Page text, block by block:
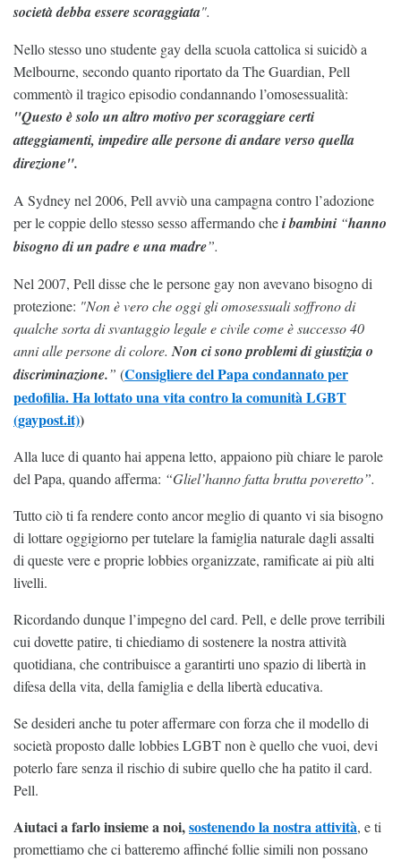
società debba essere scoraggiata".
Nello stesso uno studente gay della scuola cattolica si suicidò a
Melbourne, secondo quanto riportato da The Guardian, Pell
commentò il tragico episodio condannando l’omosessualità:
"Questo è solo un altro motivo per scoraggiare certi
atteggiamenti, impedire alle persone di andare verso quella
direzione".
A Sydney nel 2006, Pell avviò una campagna contro l’adozione
per le coppie dello stesso sesso affermando chei bambini “hanno
bisogno di un padre e una madre”.
Nel 2007, Pell disse che le persone gay non avevano bisogno di
protezione: "Non è vero che oggi gli omosessuali soffrono di
qualche sorta di svantaggio legale e civile come è successo 40
anni alle persone di colore. Non ci sono problemi di giustizia o
discriminazione.” (Consigliere del Papa condannato per
pedofilia. Ha lottato una vita contro la comunità LGBT
(gaypost.it))
Alla luce di quanto hai appena letto, appaiono più chiare le parole
del Papa, quando afferma: “Gliel’hanno fatta brutta poveretto”.
Tutto ciò ti fa rendere conto ancor meglio di quanto vi sia bisogno
di lottare oggigiorno per tutelare la famiglia naturale dagli assalti
di queste vere e proprie lobbies organizzate, ramificate ai più alti
livelli.
Ricordando dunque l’impegno del card. Pell, e delle prove terribili
cui dovette patire, ti chiediamo di sostenere la nostra attività
quotidiana, che contribuisce a garantirti uno spazio di libertà in
difesa della vita, della famiglia e della libertà educativa.
Se desideri anche tu poter affermare con forza che il modello di
società proposto dalle lobbies LGBT non è quello che vuoi, devi
poterlo fare senza il rischio di subire quello che ha patito il card.
Pell.
Aiutaci a farlo insieme a noi,sostenendo la nostra attività, e ti
promettiamo che ci batteremo affinché follie simili non possano